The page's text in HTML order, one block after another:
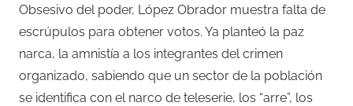
Obsesivo del poder, López Obrador muestra falta de
escrúpulos para obtener votos. Ya planteó la paz
narca, la amnistía a los integrantes del crimen
organizado, sabiendo que un sector de la población
se identifica con el narco de teleserie, los “arre”, los